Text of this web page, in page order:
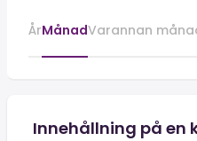
ÅrMånadVarannan
Innehållning på en